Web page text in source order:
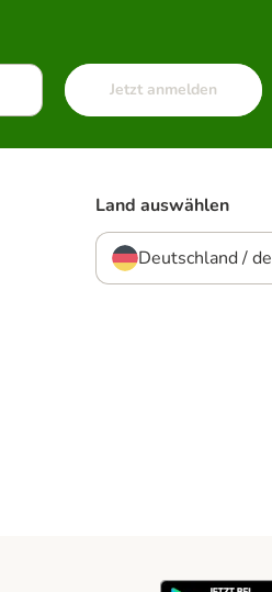
Jetzt anmelden
Land auswählen
Deutschland / de